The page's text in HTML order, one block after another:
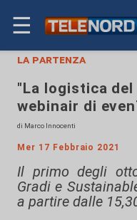
☰
la partenza
"La logistica
webinair di
di Marco Innocenti
Mer 17 Febbraio 2021
Il primo degli
Gradi e
a partire dalle